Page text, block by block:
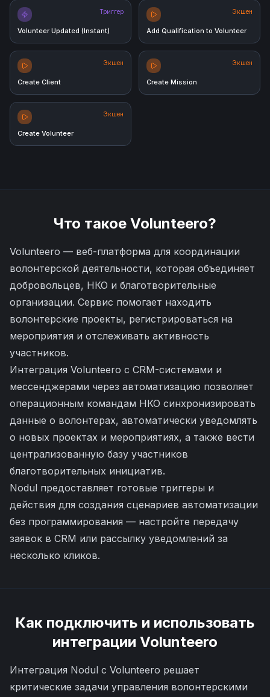
Триггер
Volunteer Updated (Instant)
Экшен
Add Qualification to Volunteer
Экшен
Create Client
Экшен
Create Mission
Экшен
Create Volunteer
Что такое Volunteero?
Volunteero — веб-платформа для координации
волонтерской деятельности, которая объединяет
добровольцев, НКО и благотворительные
организации. Сервис помогает находить
волонтерские проекты, регистрироваться на
мероприятия и отслеживать активность
участников.
Интеграция Volunteero с CRM-системами и
мессенджерами через автоматизацию позволяет
операционным командам НКО синхронизировать
данные о волонтерах, автоматически уведомлять
о новых проектах и мероприятиях, а также вести
централизованную базу участников
благотворительных инициатив.
Nodul предоставляет готовые триггеры и
действия для создания сценариев автоматизации
без программирования — настройте передачу
заявок в CRM или рассылку уведомлений за
несколько кликов.
Как подключить и использовать
интеграции Volunteero
Интеграция Nodul с Volunteero решает
критические задачи управления волонтерскими